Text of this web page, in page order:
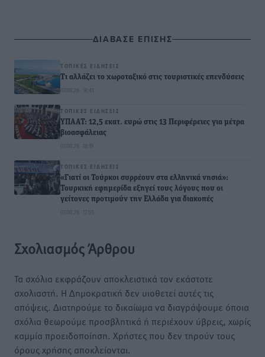
ΔΙΑΒΑΣΕ ΕΠΙΣΗΣ
ΤΟΠΙΚΈΣ ΕΙΔΉΣΕΙΣ
Τι αλλάζει το χωροταξικό στις τουριστικές επενδύσεις
07.08.26 · 18:41
ΤΟΠΙΚΈΣ ΕΙΔΉΣΕΙΣ
ΥΠΑΑΤ: 12,5 εκατ. ευρώ στις 13 Περιφέρειες για μέτρα
βιοασφάλειας
07.08.26 · 18:19
ΤΟΠΙΚΈΣ ΕΙΔΉΣΕΙΣ
«Γιατί οι Τούρκοι συρρέουν στα ελληνικά νησιά»:
Τουρκική εφημερίδα εξηγεί τους λόγους που οι
γείτονες προτιμούν την Ελλάδα για διακοπές
07.08.26 · 17:55
Σχολιασμός Άρθρου
Τα σχόλια εκφράζουν αποκλειστικά τον εκάστοτε
σχολιαστή. Η Δημοκρατική δεν υιοθετεί αυτές τις
απόψεις. Διατηρούμε το δικαίωμα να διαγράψουμε όποια
σχόλια θεωρούμε προσβλητικά ή περιέχουν ύβρεις, χωρίς
καμμία προειδοποίηση. Χρήστες που δεν τηρούν τους
όρους χρήσης αποκλείονται.